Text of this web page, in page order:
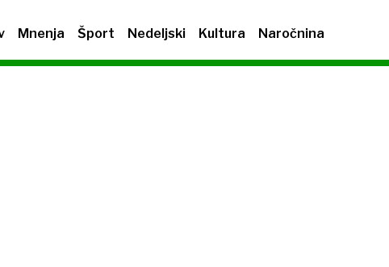
Mnenja Šport Nedeljski Kultura Naročnina